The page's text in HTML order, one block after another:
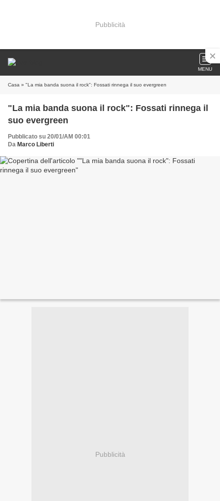
Pubblicità
MENU
Casa » "La mia banda suona il rock": Fossati rinnega il suo evergreen
"La mia banda suona il rock": Fossati rinnega il
suo evergreen
Pubblicato su 20/01/AM 00:01
Da Marco Liberti
Pubblicità